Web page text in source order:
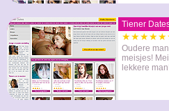
Tiener
Oudere
meisjes!
lekkere